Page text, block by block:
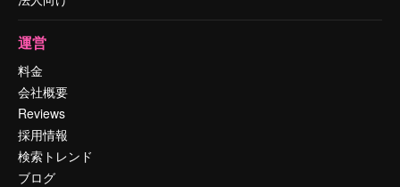
運営
料金
会社概要
Reviews
採用情報
検索トレンド
ブログ